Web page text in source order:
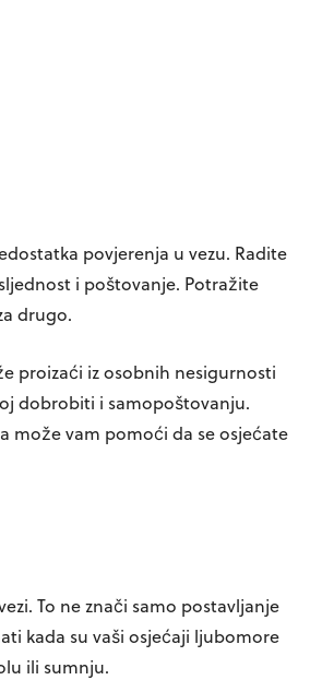
povjerenja u vezu. Radite
i poštovanje. Potražite
drugo.
proizaći iz osobnih nesigurnosti
dobrobiti i samopoštovanju.
može vam pomoći da se osjećate
To ne znači samo postavljanje
kada su vaši osjećaji ljubomore
ili sumnju.